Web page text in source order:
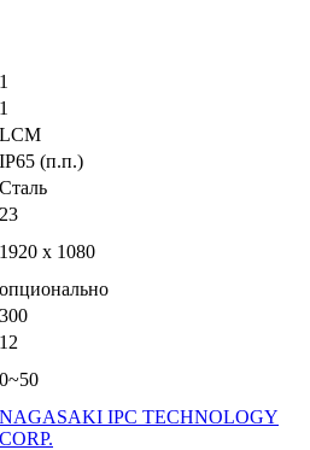
1
1
LCM
IP65 (п.п.)
Сталь
23
1920 x 1080
опционально
300
12
0~50
NAGASAKI IPC TECHNOLOGY
CORP.